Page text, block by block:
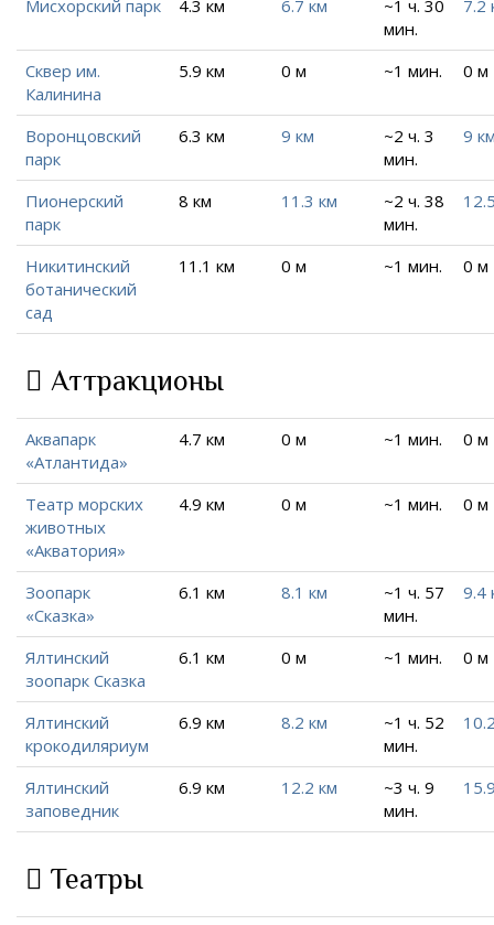
Мисхорский парк 4.3 км 6.7 км
~1 ч. 30
мин.
7.2
Сквер им.
Калинина
5.9 км 0 м ~1 мин. 0 м
Воронцовский
парк
6.3 км 9 км
~2 ч. 3
мин.
9
Пионерский
парк
8 км 11.3 км
~2 ч. 38
мин.
Никитинский
ботанический
сад
11.1 км 0 м ~1 мин. 0 м
Аттракционы
Аквапарк
«Атлантида»
4.7 км 0 м ~1 мин. 0 м
Театр морских
животных
«Акватория»
4.9 км 0 м ~1 мин. 0 м
Зоопарк
«Сказка»
6.1 км 8.1 км
~1 ч. 57
мин.
9.4
Ялтинский
зоопарк Сказка
6.1 км 0 м ~1 мин. 0 м
Ялтинский
крокодиляриум
6.9 км 8.2 км
~1 ч. 52
мин.
Ялтинский
заповедник
6.9 км 12.2 км
~3 ч. 9
мин.
Театры